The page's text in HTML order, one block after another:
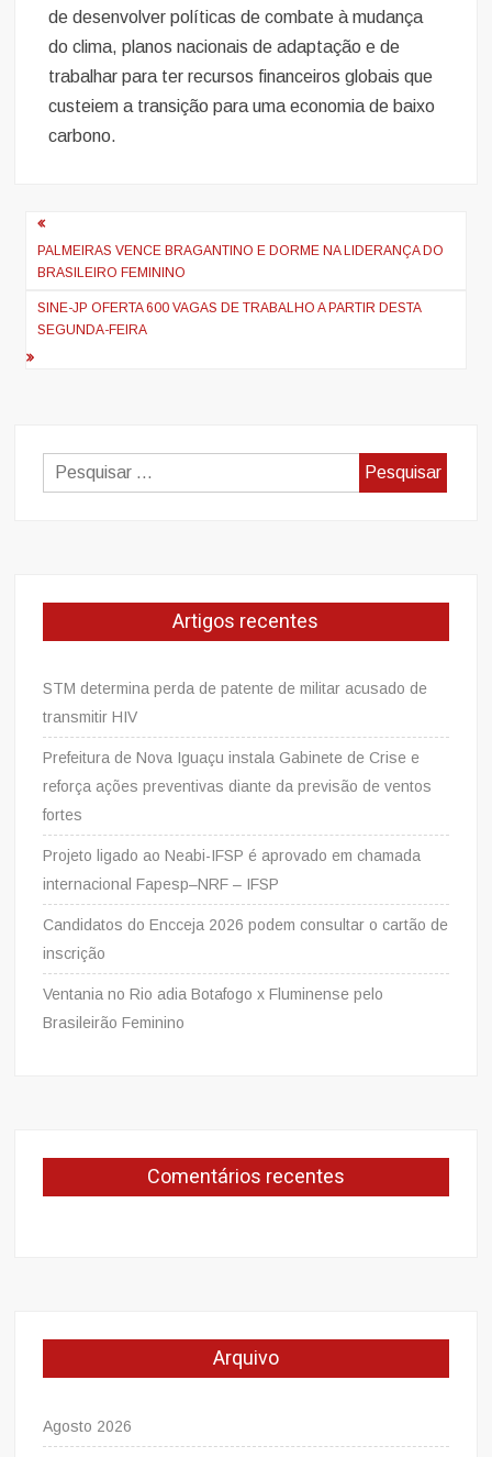
de desenvolver políticas de combate à mudança
do clima, planos nacionais de adaptação e de
trabalhar para ter recursos financeiros globais que
custeiem a transição para uma economia de baixo
carbono.
Navegação
de
artigos
PALMEIRAS VENCE BRAGANTINO E DORME NA LIDERANÇA DO
BRASILEIRO FEMININO
SINE-JP OFERTA 600 VAGAS DE TRABALHO A PARTIR DESTA
SEGUNDA-FEIRA
Pesquisar
por:
Artigos recentes
STM determina perda de patente de militar acusado de
transmitir HIV
Prefeitura de Nova Iguaçu instala Gabinete de Crise e
reforça ações preventivas diante da previsão de ventos
fortes
Projeto ligado ao Neabi-IFSP é aprovado em chamada
internacional Fapesp–NRF – IFSP
Candidatos do Encceja 2026 podem consultar o cartão de
inscrição
Ventania no Rio adia Botafogo x Fluminense pelo
Brasileirão Feminino
Comentários recentes
Arquivo
Agosto 2026